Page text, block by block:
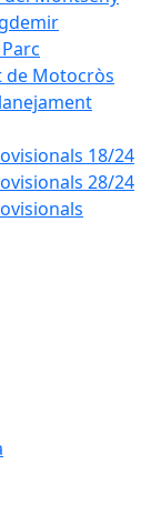
de Motocròs
18/24
28/24